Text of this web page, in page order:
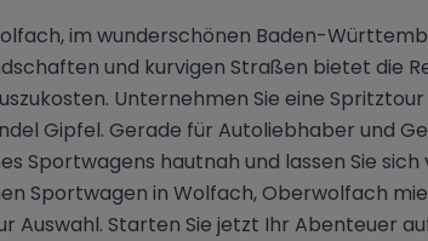
im wunderschönen Baden-
und kurvigen Straßen bietet die
Unternehmen Sie eine
Gipfel. Gerade für Autoliebhaber und
Sportwagens hautnah und lassen Sie
Sportwagen in Wolfach, Oberwolfach
Auswahl. Starten Sie jetzt Ihr Abenteuer